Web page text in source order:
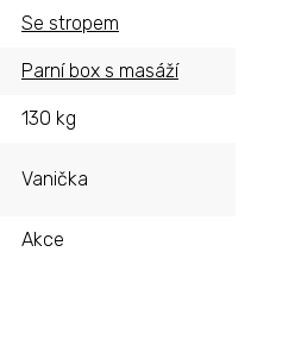
Se stropem
Parní box s masáží
130 kg
Vanička
Akce